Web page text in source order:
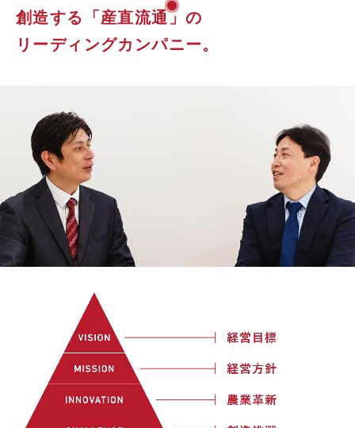
創造する
「産直流通」の
リーディングカンパニー。